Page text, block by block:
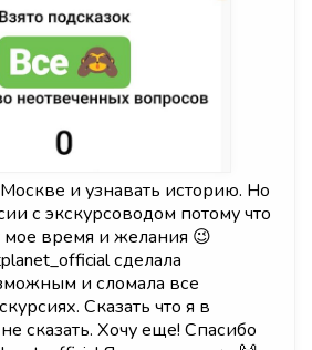
и узнавать историю. Но
с экскурсоводом потому что
мое время и желания 😉
сделала
и сломала все
Сказать что я в
сказать. Хочу еще! Спасибо